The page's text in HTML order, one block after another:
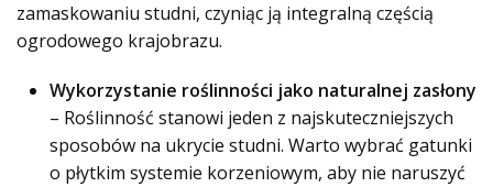
zamaskowaniu studni, czyniąc ją integralną częścią
ogrodowego krajobrazu.
Wykorzystanie roślinności jako naturalnej zasłony
– Roślinność stanowi jeden z najskuteczniejszych
sposobów na ukrycie studni. Warto wybrać gatunki
o płytkim systemie korzeniowym, aby nie naruszyć